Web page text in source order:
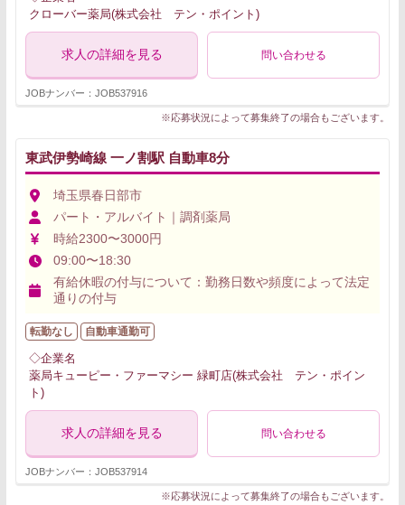
クローバー薬局(株式会社 テン・ポイント)
求人の詳細を見る 問い合わせる
JOBナンバー：JOB537916
※応募状況によって募集終了の場合もございます。
東武伊勢崎線 一ノ割駅 自動車8分
埼玉県春日部市
パート・アルバイト｜調剤薬局
時給2300〜3000円
09:00〜18:30
有給休暇の付与について：勤務日数や頻度によって法定
通りの付与
転勤なし 自動車通勤可
◇企業名
薬局キューピー・ファーマシー 緑町店(株式会社 テン・ポイン
ト)
求人の詳細を見る 問い合わせる
JOBナンバー：JOB537914
※応募状況によって募集終了の場合もございます。